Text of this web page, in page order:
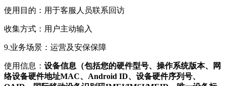
使用目的：用于客服人员联系回访
收集方式：用户主动输入
9.业务场景：运营及安保保障
使用信息： 设备信息（包括您的硬件型号、操作系统版本、网
络设备硬件地址MAC、Android ID、设备硬件序列号、